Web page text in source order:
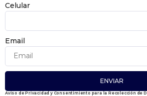
Celular
Email
ENVIAR
Aviso de Privacidad y Consentimiento para la Recolección de